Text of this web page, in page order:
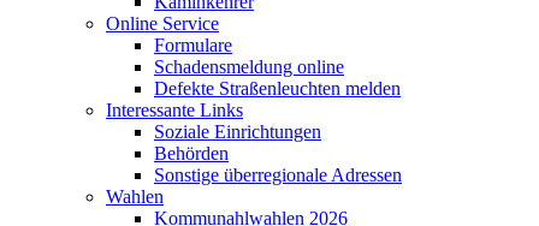
Online Service
Formulare
Schadensmeldung online
Defekte Straßenleuchten melden
Interessante Links
Soziale Einrichtungen
Behörden
Sonstige überregionale Adressen
Wahlen
Kommunahlwahlen 2026